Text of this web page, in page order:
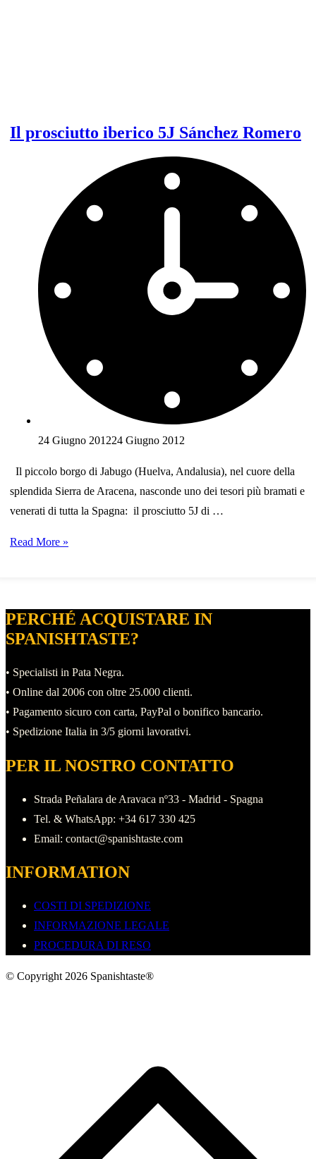
Il prosciutto iberico 5J Sánchez Romero
24 Giugno 201224 Giugno 2012
Il piccolo borgo di Jabugo (Huelva, Andalusia), nel cuore della
splendida Sierra de Aracena, nasconde uno dei tesori più bramati e
venerati di tutta la Spagna: il prosciutto 5J di …
Il
Sánchez
Romero
Read More »
PERCHÉ ACQUISTARE IN
SPANISHTASTE?
• Specialisti in Pata Negra.
• Online dal 2006 con oltre 25.000 clienti.
• Pagamento sicuro con carta, PayPal o bonifico bancario.
• Spedizione Italia in 3/5 giorni lavorativi.
PER IL NOSTRO CONTATTO
Strada Peñalara de Aravaca nº33 - Madrid - Spagna
Tel. & WhatsApp: +34 617 330 425
Email: contact@spanishtaste.com
INFORMATION
COSTI DI SPEDIZIONE
INFORMAZIONE LEGALE
PROCEDURA DI RESO
© Copyright 2026 Spanishtaste®